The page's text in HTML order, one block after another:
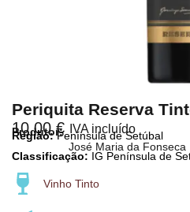
Periquita Reserva
10,00€ IVA incluído
José Maria da Fonseca
Produtor:
Região:Península de Setúbal
Classificação: IG Península de
Vinho Tinto